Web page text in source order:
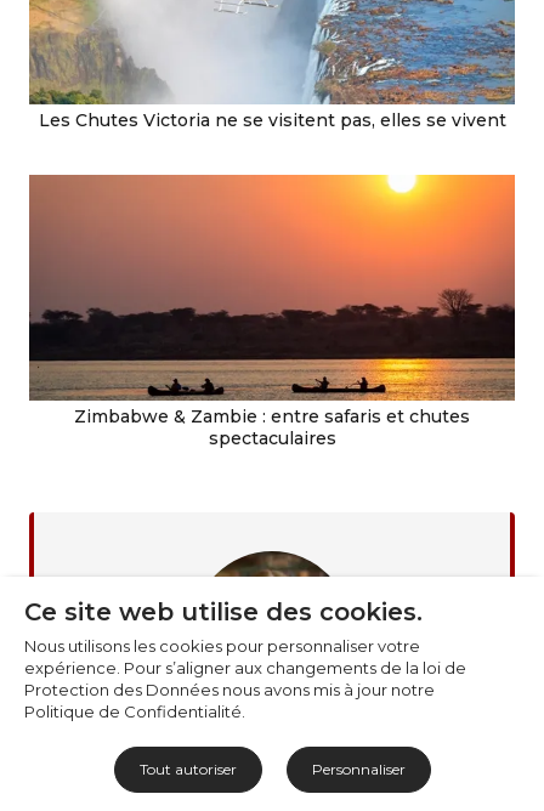
Nécessaires (6)
Préférences (1)
Non classés (1)
Ce site web utilise des cookies.
Nous utilisons les cookies pour personnaliser votre
expérience. Pour s’aligner aux changements de la loi de
Protection des Données nous avons mis à jour notre
Politique de Confidentialité.
Tout autoriser Personnaliser
Les Chutes Victoria ne se visitent pas, elles se vivent
Zimbabwe & Zambie : entre safaris et chutes
spectaculaires
À propos de l'auteur
Savannah St Claire
Née dans la pittoresque ville du Cap,